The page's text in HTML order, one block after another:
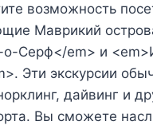
возможность
Маврикий
о-Серф</em> и
Эти экскурсии
дайвинг и
Вы сможете